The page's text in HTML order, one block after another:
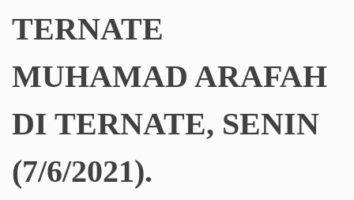
TERNATE
MUHAMAD ARAFAH
DI TERNATE, SENIN
(7/6/2021).